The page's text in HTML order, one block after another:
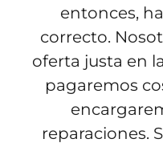
entonces,
correcto.
oferta justa en
pagaremos
reparaciones.